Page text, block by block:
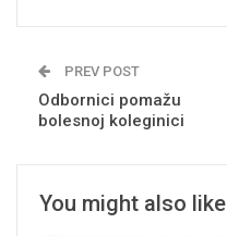
PREV POST
Odbornici pomažu
bolesnoj koleginici
You might also like